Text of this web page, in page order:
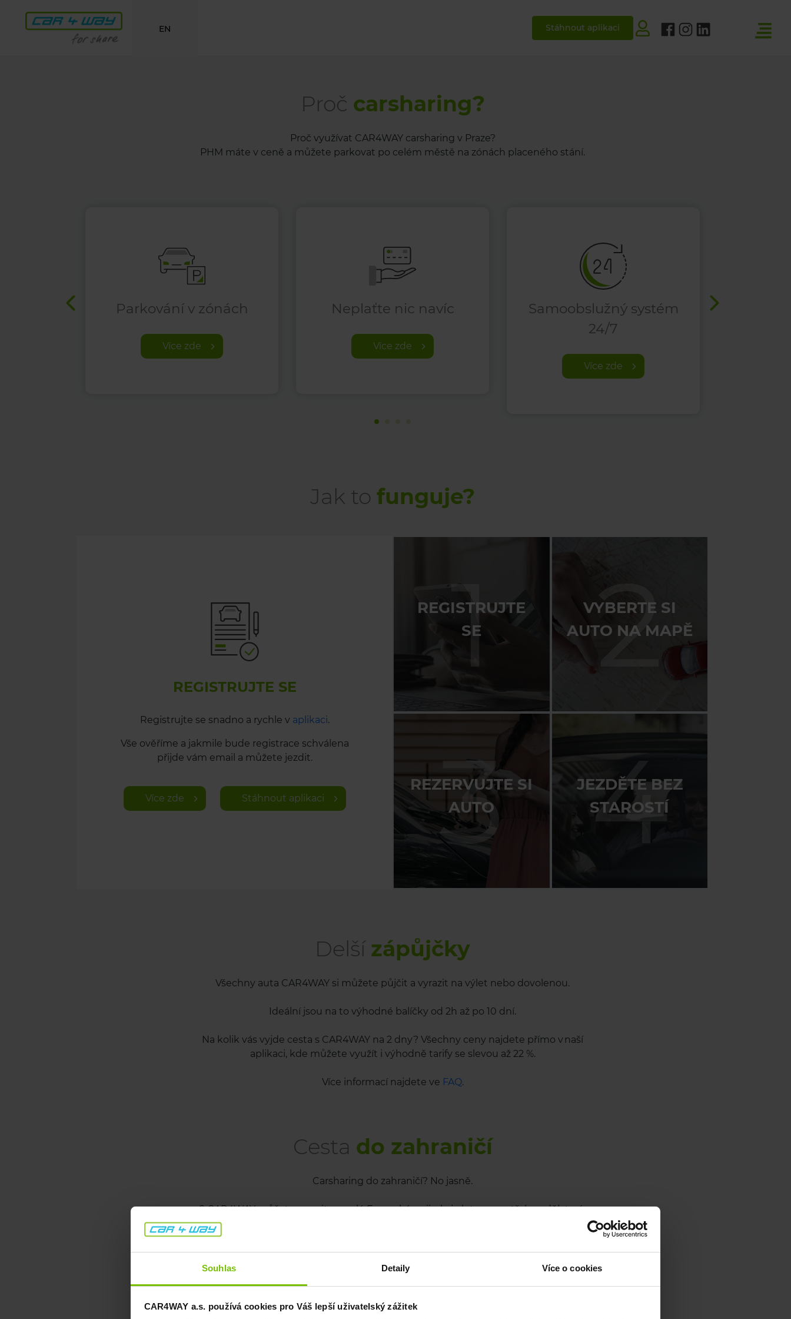
Souhlas Detaily Více o cookies
CAR4WAY a.s. používá cookies pro Váš lepší uživatelský zážitek
Stáhnout aplikaci
EN
Proč carsharing?
Proč využívat CAR4WAY carsharing v Praze?
PHM máte v ceně a můžete parkovat po celém městě na zónách placeného stání.
Parkování v zónách
Více zde
Neplaťte nic navíc
Více zde
Samoobslužný systém
24/7
Více zde
Jak to funguje?
REGISTRUJTE SE
Registrujte se snadno a rychle v aplikaci.
Vše ověříme a jakmile bude registrace schválena
přijde vám email a můžete jezdit.
Více zde Stáhnout aplikaci
1
REGISTRUJTE
SE
2
VYBERTE SI
AUTO NA MAPĚ
3
REZERVUJTE SI
AUTO
4
JEZDĚTE BEZ
STAROSTÍ
Delší zápůjčky
Všechny auta CAR4WAY si můžete půjčit a vyrazit na výlet nebo dovolenou.
Ideální jsou na to výhodné balíčky od 2h až po 10 dní.
Na kolik vás vyjde cesta s CAR4WAY na 2 dny? Všechny ceny najdete přímo v naší
aplikaci, kde můžete využít i výhodně tarify se slevou až 22 %.
Více informací najdete ve FAQ.
Cesta do zahraničí
Carsharing do zahraničí? No jasně.
S CAR4WAY můžete vyrazit po celé Evropské unii, ale je k tomu potřeba udělat pár
nezbytných kroků. O plánované zahraniční cestě nás informujte minimálně 3 pracovní
Vystavíme Vám povolení k výjezdu vozidla do zahraničí. Získané povolení k výjezdu do
zamknout, použijte k tomu klíček od vozu. Ukončením v mobilní aplikaci, byste celou